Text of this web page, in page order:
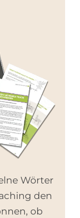
Wörter
den
ob